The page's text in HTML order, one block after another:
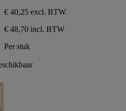
€ 40,25 excl. BTW
€ 48,70 incl. BTW
Per stuk